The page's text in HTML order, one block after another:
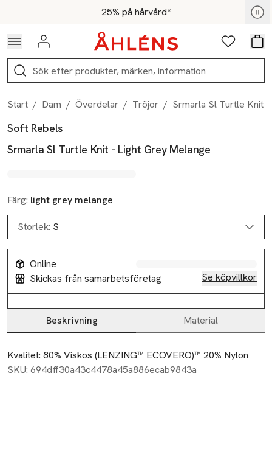
Hoppa till navigationsmenyn25% på hårvård*
För medlemmar - Shoppa nu
Logga in Favoriter
Sök
Start / Dam / Överdelar / Tröjor / Srmarla Sl Turtle Knit
Produktbilder
Hoppa över bildspelet
Soft Rebels
Srmarla Sl Turtle Knit - Light Grey Melange
Färg: light grey melange
Storlek: S
Online
Skickas från samarbetsföretag
Se köpvillkor
Produktinformation
Beskrivning Material
Beskrivning
Kvalitet: 80% Viskos (LENZING™ ECOVERO)™ 20% Nylon
SKU: 694dff30a43c4478a45a886ecab9843a